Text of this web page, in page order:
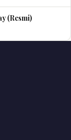
(Resmi)